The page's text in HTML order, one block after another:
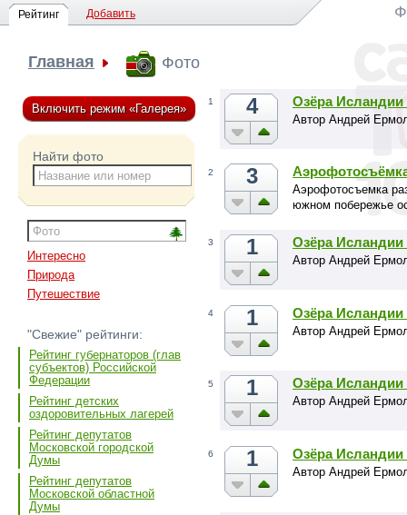
Рейтинг Добавить
Главная Фото
Включить режим «Галерея»
Найти фото
Интересно
Природа
Путешествие
"Свежие" рейтинги:
Рейтинг губернаторов (глав
субъектов) Российской
Федерации
Рейтинг детских
оздоровительных лагерей
Рейтинг депутатов
Московской городской
Думы
Рейтинг депутатов
Московской областной
Думы
1 4 Озёра Исландии
Автор Андрей
2 3
Аэрофотосъемка
южном побережье
3 1 Озёра Исландии
Автор Андрей
4 1 Озёра Исландии
Автор Андрей
5 1 Озёра Исландии
Автор Андрей
6 1 Озёра Исландии
Автор Андрей